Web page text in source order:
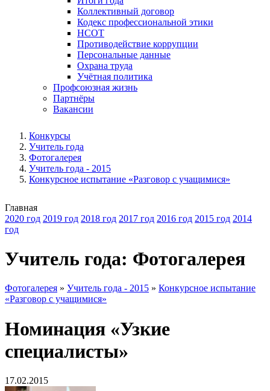
Коллективный договор
Кодекс профессиональной этики
НСОТ
Противодействие коррупции
Персональные данные
Охрана труда
Учётная политика
Профсоюзная жизнь
Партнёры
Вакансии
Конкурсы
Учитель года
Фотогалерея
Учитель года - 2015
Конкурсное испытание «Разговор с учащимися»
Главная
2020 год 2019 год 2018 год 2017 год 2016 год 2015 год 2014
год
Учитель года: Фотогалерея
Фотогалерея » Учитель года - 2015 » Конкурсное испытание
«Разговор с учащимися»
Номинация «Узкие
специалисты»
17.02.2015